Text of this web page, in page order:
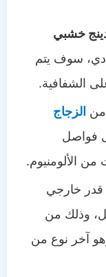
خشبي
سوف يتم
الشفافية.
من الزجاج
فواصل
من الألومنيوم.
خارجي
وذلك من
آخر نوع من